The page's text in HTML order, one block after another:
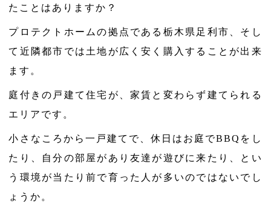
たことはありますか？
プロテクトホームの拠点である栃木県足利市、そし
て近隣都市では土地が広く安く購入することが出来
ます。
庭付きの戸建て住宅が、家賃と変わらず建てられる
エリアです。
小さなころから一戸建てで、休日はお庭でBBQをし
たり、自分の部屋があり友達が遊びに来たり、とい
う環境が当たり前で育った人が多いのではないでし
ょうか。